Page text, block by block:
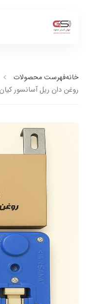
خانهفهرست محصولات
روغن دان ریل آسانسور کیان صنعت